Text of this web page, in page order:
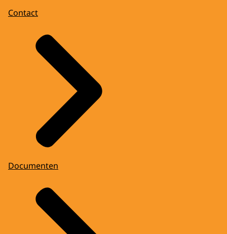
Contact
Documenten